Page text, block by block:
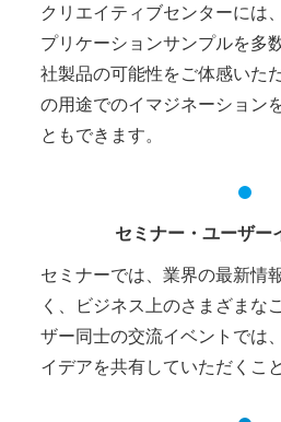
クリエイティブセンターには
プリケーションサンプルを多
社製品の可能性をご体感いた
の用途でのイマジネーション
ともできます。
セミナー・ユーザー
セミナーでは、業界の最新情
く、ビジネス上のさまざまな
ザー同士の交流イベントでは
イデアを共有していただくこ